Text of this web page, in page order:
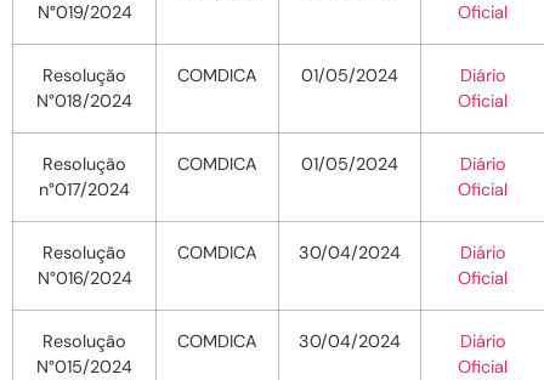
N°019/2024
Oficial
Resolução
N°018/2024
COMDICA 01/05/2024
Diário
Oficial
Resolução
n°017/2024
COMDICA 01/05/2024
Diário
Oficial
Resolução
N°016/2024
COMDICA 30/04/2024
Diário
Oficial
Resolução
N°015/2024
COMDICA 30/04/2024
Diário
Oficial